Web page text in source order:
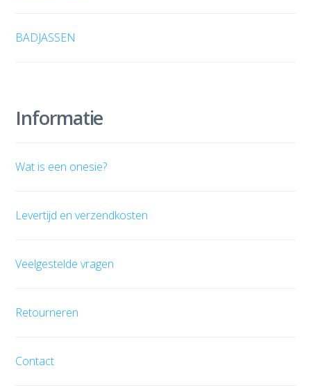
BADJASSEN
Informatie
Wat is een onesie?
Levertijd en verzendkosten
Veelgestelde vragen
Retourneren
Contact